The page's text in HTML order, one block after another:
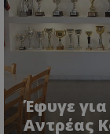
Έφυγε για
Αντρέας